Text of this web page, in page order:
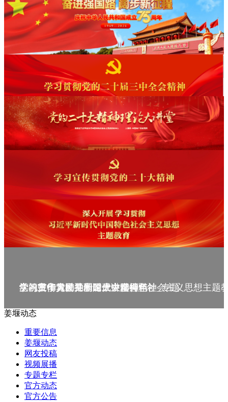
庆祝中华人民共和国成立75周年
学习贯彻党的二十届三中全会精神_专题
党的二十大精神理论大讲堂--理论
学习宣传贯彻党的二十大精神
学习贯彻习近平新时代中国特色社会主义思想主题
姜堰动态
重要信息
姜堰动态
网友投稿
视频展播
专题专栏
官方动态
官方公告